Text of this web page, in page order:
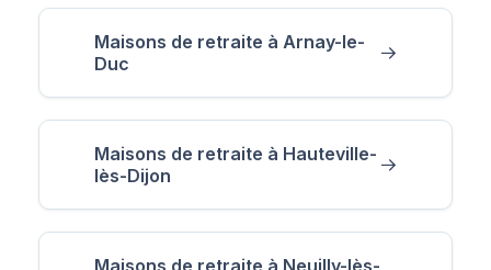
Maisons de retraite à Arnay-le-
Duc
Maisons de retraite à Hauteville-
lès-Dijon
Maisons de retraite à Neuilly-lès-